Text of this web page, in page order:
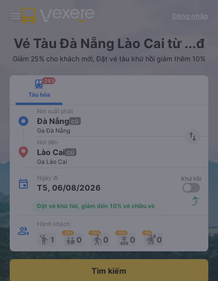
Tải app Vexere ngay!
Nhận ưu đãi thành viên độc
Mở app
Tải app Vexere
-30k/ghế khi đặt vé máy bay qua
Mở app
Đăng nhập
Vé Tàu Đà Nẵng Lào Cai từ ...đ
Giảm 25% cho khách mới, Đặt vé tàu khứ hồi giảm thêm 10%
Tàu hỏa
-25%
Nơi xuất phát
Đà Nẵng CŨ
Ga Đà Nẵng
import_export
Nơi đến
Lào Cai CŨ
Ga Lào Cai
Ngày đi
T5, 06/08/2026
Khứ hồi
Đặt vé khứ hồi, giảm đến 10% vé chiều về
Hành khách
emoji_people 1 0
-25%
elderly 0
-15%
0
-10%
0
-5%
Tìm kiếm